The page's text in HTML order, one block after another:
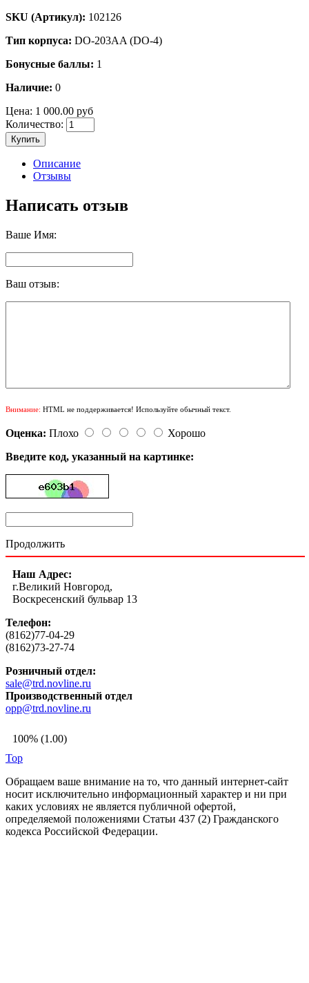
SKU (Артикул): 102126
Тип корпуса: DO-203AA (DO-4)
Бонусные баллы: 1
Наличие: 0
Цена: 1 000.00 руб
Количество:
Купить
Описание
Отзывы
Написать отзыв
Ваше Имя:
Ваш отзыв:
Внимание: HTML не поддерживается! Используйте обычный текст.
Оценка: Плохо
Хорошо
Введите код, указанный на картинке:
Продолжить
Наш Адрес:
г.Великий Новгород,
Воскресенский бульвар 13
Телефон:
(8162)77-04-29
(8162)73-27-74
Розничный отдел:
sale@trd.novline.ru
Производственный отдел
opp@trd.novline.ru
100% (1.00)
Top
Обращаем ваше внимание на то, что данный интернет-сайт
носит исключительно информационный характер и ни при
каких условиях не является публичной офертой,
определяемой положениями Статьи 437 (2) Гражданского
кодекса Российской Федерации.